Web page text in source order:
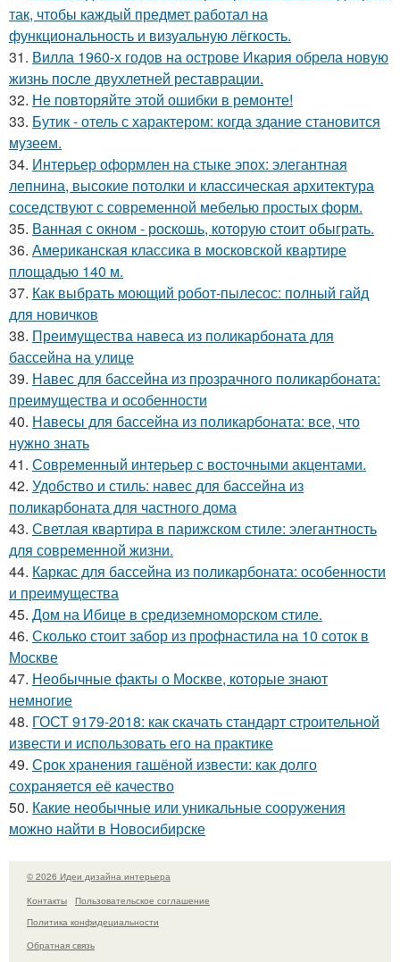
так, чтобы каждый предмет работал на
функциональность и визуальную лёгкость.
31. Вилла 1960-х годов на острове Икария обрела новую
жизнь после двухлетней реставрации.
32. Не повторяйте этой ошибки в ремонте!
33. Бутик - отель с характером: когда здание становится
музеем.
34. Интерьер оформлен на стыке эпох: элегантная
лепнина, высокие потолки и классическая архитектура
соседствуют с современной мебелью простых форм.
35. Ванная с окном - роскошь, которую стоит обыграть.
36. Американская классика в московской квартире
площадью 140 м.
37. Как выбрать моющий робот-пылесос: полный гайд
для новичков
38. Преимущества навеса из поликарбоната для
бассейна на улице
39. Навес для бассейна из прозрачного поликарбоната:
преимущества и особенности
40. Навесы для бассейна из поликарбоната: все, что
нужно знать
41. Современный интерьер с восточными акцентами.
42. Удобство и стиль: навес для бассейна из
поликарбоната для частного дома
43. Светлая квартира в парижском стиле: элегантность
для современной жизни.
44. Каркас для бассейна из поликарбоната: особенности
и преимущества
45. Дом на Ибице в средиземноморском стиле.
46. Сколько стоит забор из профнастила на 10 соток в
Москве
47. Необычные факты о Москве, которые знают
немногие
48. ГОСТ 9179-2018: как скачать стандарт строительной
извести и использовать его на практике
49. Срок хранения гашёной извести: как долго
сохраняется её качество
50. Какие необычные или уникальные сооружения
можно найти в Новосибирске
© 2026 Идеи дизайна интерьера
Контакты
Пользовательское соглашение
Политика конфидециальности
Обратная связь